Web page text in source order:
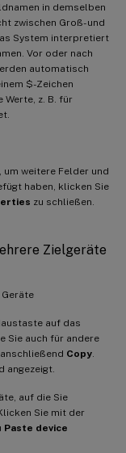
in demselben
zwischen Groß- und
System interpretiert
Vor oder nach
automatisch
$-Zeichen
Werte, z. B. für
weitere Felder und
haben, klicken Sie
zu schließen.
Zielgeräte
auf das
Sie auch für andere
Copy
angezeigt.
auf die Sie
Sie mit der
Paste device